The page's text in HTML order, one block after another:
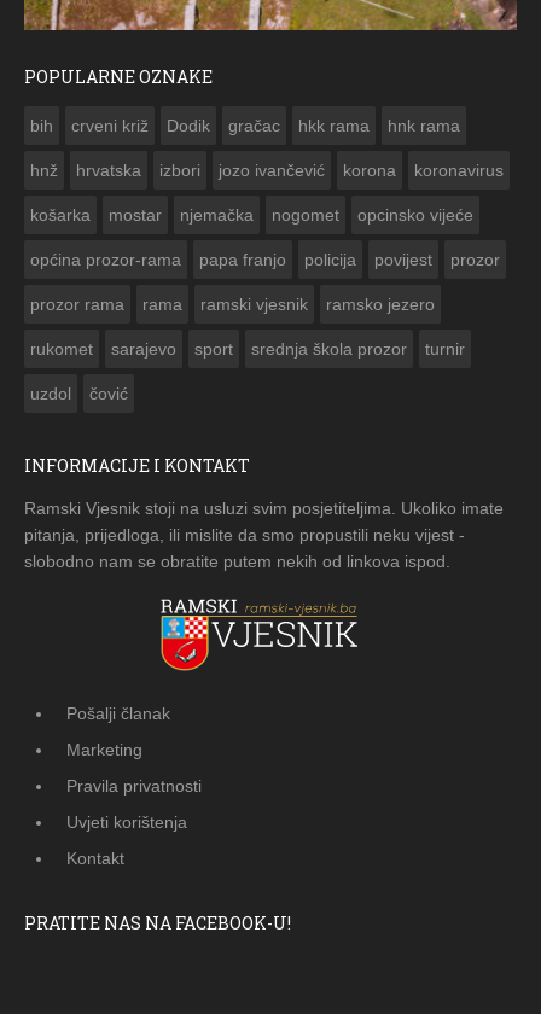
POPULARNE OZNAKE
bih crveni križ Dodik gračac hkk rama hnk rama
hnž hrvatska izbori jozo ivančević korona koronavirus
košarka mostar njemačka nogomet opcinsko vijeće
općina prozor-rama papa franjo policija povijest prozor
prozor rama rama ramski vjesnik ramsko jezero
rukomet sarajevo sport srednja škola prozor turnir
uzdol čović
INFORMACIJE I KONTAKT
Ramski Vjesnik stoji na usluzi svim posjetiteljima. Ukoliko imate
pitanja, prijedloga, ili mislite da smo propustili neku vijest -
slobodno nam se obratite putem nekih od linkova ispod.
Pošalji članak
Marketing
Pravila privatnosti
Uvjeti korištenja
Kontakt
PRATITE NAS NA FACEBOOK-U!